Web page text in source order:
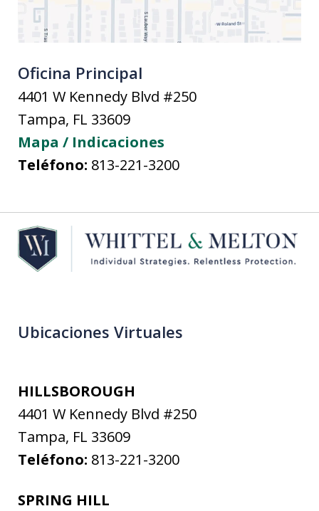
Oficina Principal
4401 W Kennedy Blvd #250
Tampa, FL 33609
Mapa / Indicaciones
Teléfono: 813-221-3200
Ubicaciones Virtuales
HILLSBOROUGH
4401 W Kennedy Blvd #250
Tampa, FL 33609
Teléfono: 813-221-3200
SPRING HILL